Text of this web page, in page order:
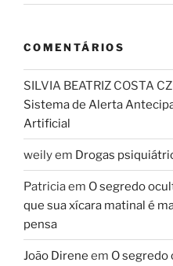
COMENTÁRIOS
SILVIA BEATRIZ COSTA
Sistema de Alerta
Artificial
weilyem Drogas
Patriciaem O segredo
que sua xícara matinal é
pensa
João Direne em O segredo